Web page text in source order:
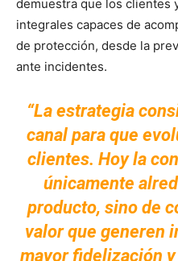
demuestra que los clientes
integrales capaces de
de protección, desde la
ante incidentes.
“La estrategia
canal para que
clientes. Hoy la
únicamente
producto, sino de
valor que generen
mayor fidelización